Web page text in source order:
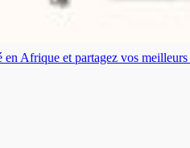
Afrique et partagez vos